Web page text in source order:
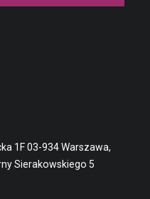
1F 03-934 Warszawa,
Sierakowskiego 5